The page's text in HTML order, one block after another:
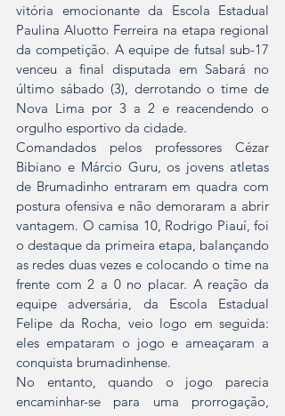
vitória emocionante da Escola Estadual
Paulina Aluotto Ferreira na etapa regional
da competição. A equipe de futsal sub-17
venceu a final disputada em Sabará no
último sábado (3), derrotando o time de
Nova Lima por 3 a 2 e reacendendo o
orgulho esportivo da cidade.
Comandados pelos professores Cézar
Bibiano e Márcio Guru, os jovens atletas
de Brumadinho entraram em quadra com
postura ofensiva e não demoraram a abrir
vantagem. O camisa 10, Rodrigo Piauí, foi
o destaque da primeira etapa, balançando
as redes duas vezes e colocando o time na
frente com 2 a 0 no placar. A reação da
equipe adversária, da Escola Estadual
Felipe da Rocha, veio logo em seguida:
eles empataram o jogo e ameaçaram a
conquista brumadinhense.
No entanto, quando o jogo parecia
encaminhar-se para uma prorrogação,